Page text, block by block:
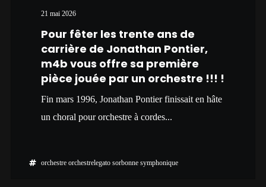
21 mai 2026
Pour fêter les trente ans de
carrière de Jonathan Pontier,
m4b vous offre sa première
pièce jouée par un orchestre !!! !
Fin mars 1996, Jonathan Pontier finissait en hâte
un choral pour orchestre à cordes...
orchestre orchestrelegato sorbonne symphonique